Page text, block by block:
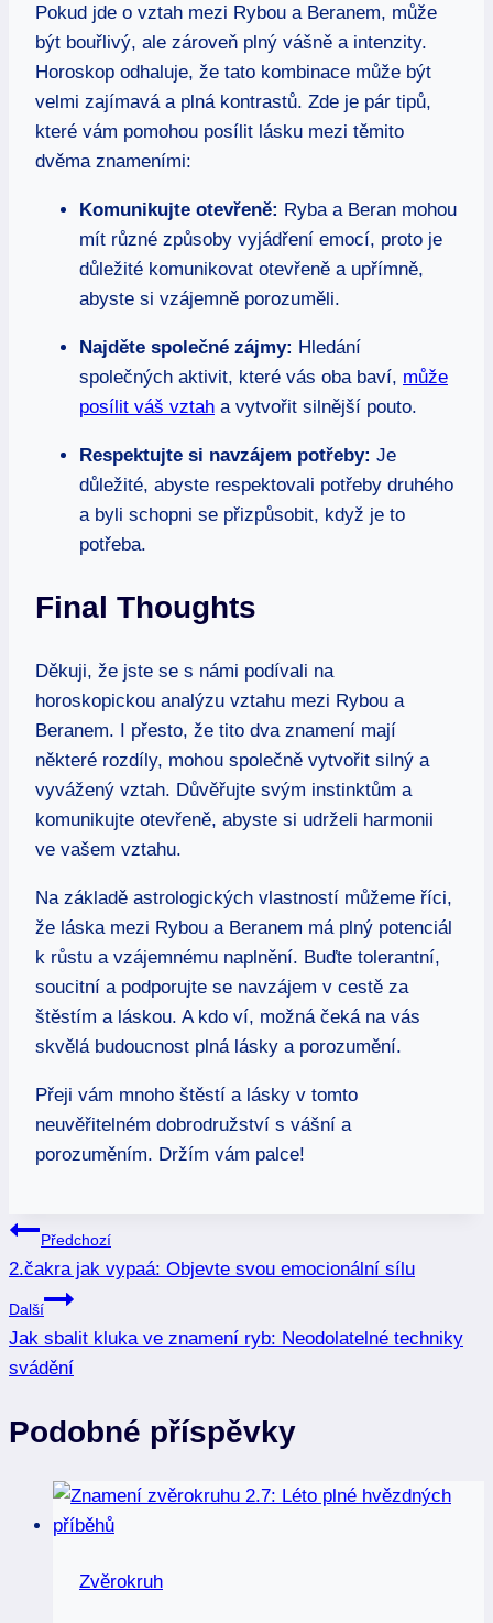
Pokud jde o vztah mezi Rybou a Beranem, může
být bouřlivý, ale zároveň plný vášně a intenzity.
Horoskop odhaluje, že tato kombinace může být
velmi zajímavá a plná kontrastů. Zde je pár tipů,
které vám pomohou posílit lásku mezi těmito
dvěma znameními:
Komunikujte otevřeně: Ryba a Beran mohou
mít různé způsoby vyjádření emocí, proto je
důležité komunikovat otevřeně a upřímně,
abyste si vzájemně porozuměli.
Najděte společné zájmy: Hledání
společných aktivit, které vás oba baví, může
posílit váš vztah a vytvořit silnější pouto.
Respektujte si navzájem potřeby: Je
důležité, abyste respektovali potřeby druhého
a byli schopni se přizpůsobit, když je to
potřeba.
Final Thoughts
Děkuji, že jste se s námi podívali na
horoskopickou analýzu vztahu mezi Rybou a
Beranem. I přesto, že tito dva znamení mají
některé rozdíly, mohou společně vytvořit silný a
vyvážený vztah. Důvěřujte svým instinktům a
komunikujte otevřeně, abyste si udrželi harmonii
ve vašem vztahu.
Na základě astrologických vlastností můžeme říci,
že láska mezi Rybou a Beranem má plný potenciál
k růstu a vzájemnému naplnění. Buďte tolerantní,
soucitní a podporujte se navzájem v cestě za
štěstím a láskou. A kdo ví, možná čeká na vás
skvělá budoucnost plná lásky a porozumění.
Přeji vám mnoho štěstí a lásky v tomto
neuvěřitelném dobrodružství s vášní a
porozuměním. Držím vám palce!
Navigace
pro
příspěvek
Předchozí
2.čakra jak vypaá: Objevte svou emocionální sílu
Další
Jak sbalit kluka ve znamení ryb: Neodolatelné techniky
svádění
Podobné příspěvky
Zvěrokruh